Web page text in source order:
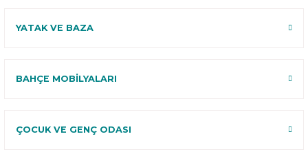
YATAK VE BAZA
BAHÇE MOBİLYALARI
ÇOCUK VE GENÇ ODASI